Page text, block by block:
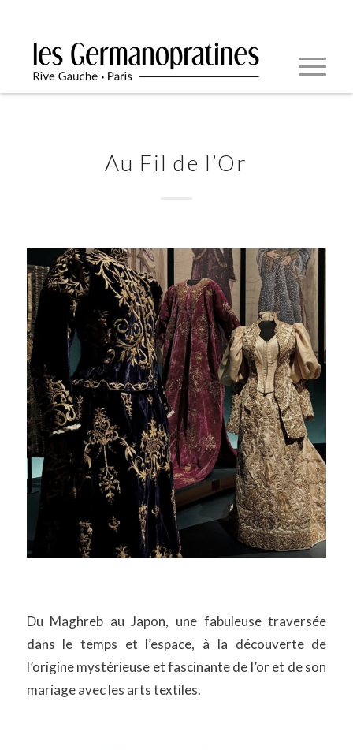
Au Fil de l’Or
Du Maghreb au Japon, une fabuleuse traversée
dans le temps et l’espace, à la découverte de
l’origine mystérieuse et fascinante de l’or et de son
mariage avec les arts textiles.